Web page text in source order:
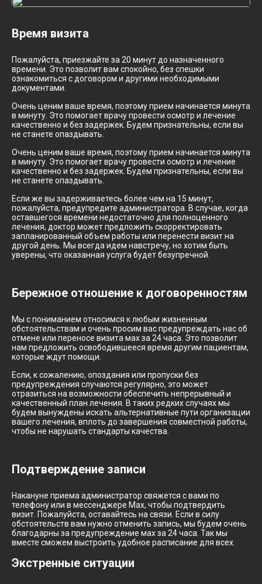
Время визита
Пожалуйста, приезжайте за 20 минут до назначенного
времени. Это позволит вам спокойно, без спешки
ознакомиться с договором и другими необходимыми
документами.
Очень ценим ваше время, поэтому прием начинается минута
в минуту. Это помогает врачу провести осмотр и лечение
качественно и без задержек. Будем признательны, если вы
не станете опаздывать.
Очень ценим ваше время, поэтому прием начинается минута
в минуту. Это помогает врачу провести осмотр и лечение
качественно и без задержек. Будем признательны, если вы
не станете опаздывать.
Если же вы задерживаетесь более чем на 15 минут,
пожалуйста, предупредите администратора. В случае, когда
оставшегося времени недостаточно для полноценного
лечения, доктор может предложить скорректировать
запланированный объем работы или перенести визит на
другой день. Мы всегда идем навстречу, но хотим быть
уверены, что оказанная услуга будет безупречной.
Бережное отношение к договоренностям
Мы с пониманием относимся к любым жизненным
обстоятельствам и очень просим вас предупреждать нас об
отмене или переносе визита мах за 24 часа. Это позволит
нам предложить освободившееся время другим пациентам,
которые ждут помощи.
Если, к сожалению, опоздания или пропуски без
предупреждения случаются регулярно, это может
отразиться на возможности обеспечить непрерывный и
качественный план лечения. В таких редких случаях мы
будем вынуждены искать альтернативные пути организации
вашего лечения, вплоть до завершения совместной работы,
чтобы не нарушать стандарты качества.
Подтверждение записи
Накануне приема администратор свяжется с вами по
телефону или в мессенджере Max, чтобы подтвердить
визит. Пожалуйста, оставайтесь на связи. Если в силу
обстоятельств вам нужно отменить запись, мы будем очень
благодарны за предупреждение мах за 24 часа. Так мы
вместе сможем выстроить удобное расписание для всех.
Экстренные ситуации